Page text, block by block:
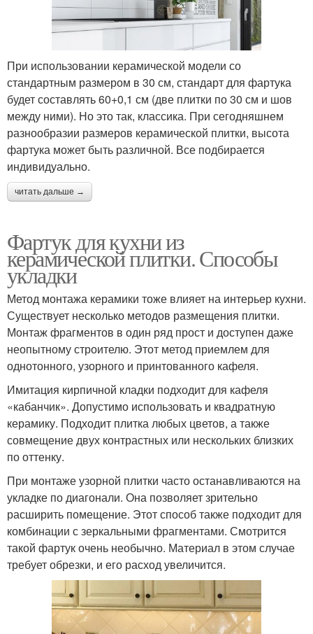
При использовании керамической модели со
стандартным размером в 30 см, стандарт для фартука
будет составлять 60+0,1 см (две плитки по 30 см и шов
между ними). Но это так, классика. При сегодняшнем
разнообразии размеров керамической плитки, высота
фартука может быть различной. Все подбирается
индивидуально.
читать дальше →
Фартук для кухни из
керамической плитки. Способы
укладки
Метод монтажа керамики тоже влияет на интерьер кухни.
Существует несколько методов размещения плитки.
Монтаж фрагментов в один ряд прост и доступен даже
неопытному строителю. Этот метод приемлем для
однотонного, узорного и принтованного кафеля.
Имитация кирпичной кладки подходит для кафеля
«кабанчик». Допустимо использовать и квадратную
керамику. Подходит плитка любых цветов, а также
совмещение двух контрастных или нескольких близких
по оттенку.
При монтаже узорной плитки часто останавливаются на
укладке по диагонали. Она позволяет зрительно
расширить помещение. Этот способ также подходит для
комбинации с зеркальными фрагментами. Смотрится
такой фартук очень необычно. Материал в этом случае
требует обрезки, и его расход увеличится.